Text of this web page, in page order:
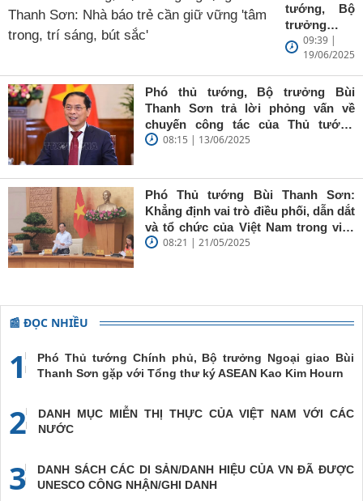
tướng, Bộ
trưởng
Ngoại giao
Bùi Thanh
Sơn: Nhà
báo trẻ cần
giữ vững
'tâm trong,
09:39 |
19/06/2025
Phó thủ tướng, Bộ trưởng Bùi
Thanh Sơn trả lời phỏng vấn về
chuyến công tác của Thủ tướng
Chính phủ đến Estonia, Pháp và
08:15 | 13/06/2025
Phó Thủ tướng Bùi Thanh Sơn:
Khẳng định vai trò điều phối, dẫn dắt
và tổ chức của Việt Nam trong việc
đề cao chủ nghĩa đa phương, đoàn
08:21 | 21/05/2025
📰 ĐỌC NHIỀU
1
Phó Thủ tướng Chính phủ, Bộ trưởng Ngoại giao Bùi
Thanh Sơn gặp với Tổng thư ký ASEAN Kao Kim Hourn
2
DANH MỤC MIỄN THỊ THỰC CỦA VIỆT NAM VỚI CÁC
NƯỚC
3
DANH SÁCH CÁC DI SẢN/DANH HIỆU CỦA VN ĐÃ ĐƯỢC
UNESCO CÔNG NHẬN/GHI DANH